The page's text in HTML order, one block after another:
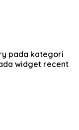
pada kategori
widget recent